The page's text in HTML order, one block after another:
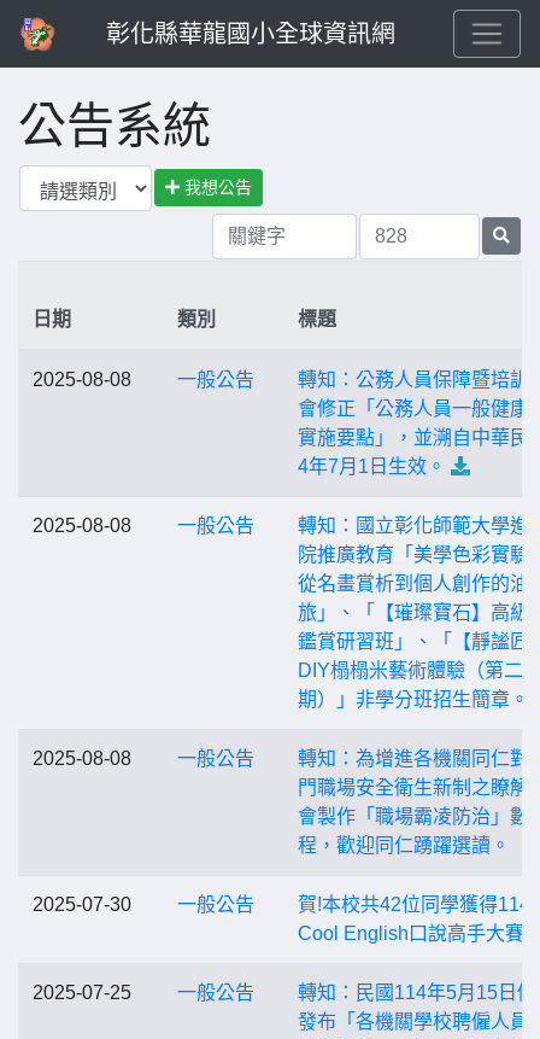
彰化縣華龍國小全球資訊網
公告系統
我想公告
日期 類別 標題
2025-08-08 一般公告
轉知：公務人員保障暨培訓
會修正「公務人員一般健康
實施要點」，並溯自中華民
4年7月1日生效。
2025-08-08 一般公告
轉知：國立彰化師範大學進
院推廣教育「美學色彩實驗
從名畫賞析到個人創作的油
旅」、「【璀璨寶石】高級
鑑賞研習班」、「【靜謐匠
DIY榻榻米藝術體驗（第二
期）」非學分班招生簡章。
2025-08-08 一般公告
轉知：為增進各機關同仁對
門職場安全衛生新制之瞭解
會製作「職場霸凌防治」數
程，歡迎同仁踴躍選讀。
2025-07-30 一般公告
賀!本校共42位同學獲得114
Cool English口說高手大賽
2025-07-25 一般公告
轉知：民國114年5月15日修
發布「各機關學校聘僱人員